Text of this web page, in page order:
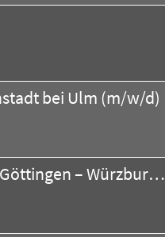
bei Ulm (m/w/d)
GebietsverkaufsleiterIn im Außendienst (m/w/d) Raum Göttingen – Würzburg – Regensburg